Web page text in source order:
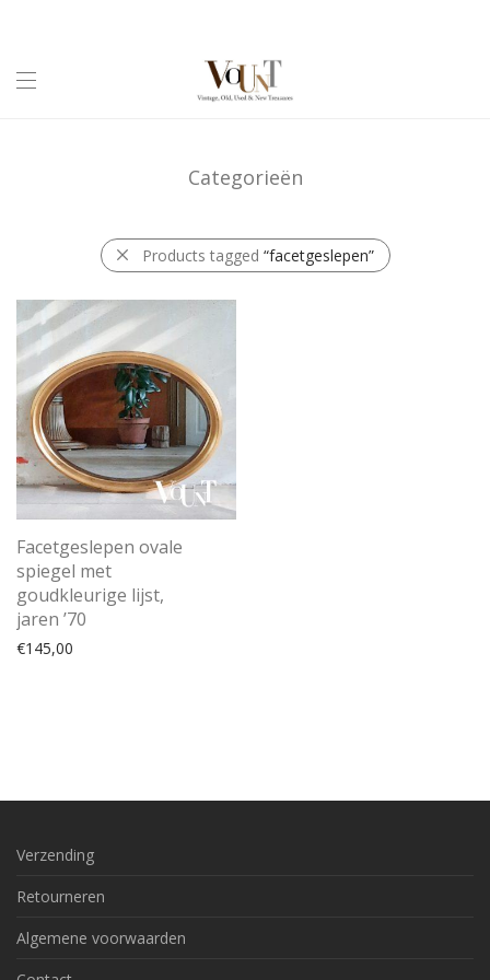
Categorieën
Products tagged “facetgeslepen”
Facetgeslepen ovale
spiegel met
goudkleurige lijst,
jaren ’70
€145,00
Verzending
Retourneren
Algemene voorwaarden